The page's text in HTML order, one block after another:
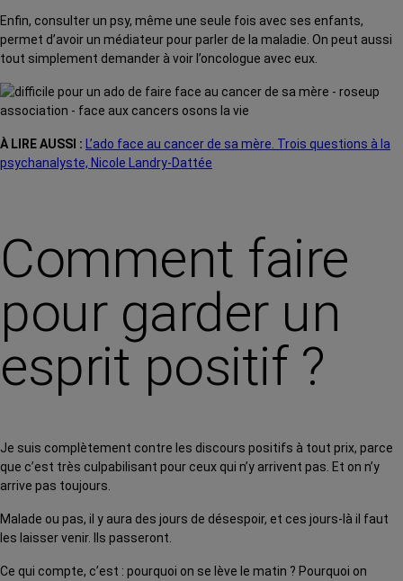
Enfin, consulter un psy, même une seule fois avec ses enfants,
permet d’avoir un médiateur pour parler de la maladie. On peut aussi
tout simplement demander à voir l’oncologue avec eux.
À LIRE AUSSI : L’ado face au cancer de sa mère. Trois questions à la
psychanalyste, Nicole Landry-Dattée
Comment faire
pour garder un
esprit positif ?
Je suis complètement contre les discours positifs à tout prix, parce
que c’est très culpabilisant pour ceux qui n’y arrivent pas. Et on n’y
arrive pas toujours.
Malade ou pas, il y aura des jours de désespoir, et ces jours-là il faut
les laisser venir. Ils passeront.
Ce qui compte, c’est : pourquoi on se lève le matin ? Pourquoi on